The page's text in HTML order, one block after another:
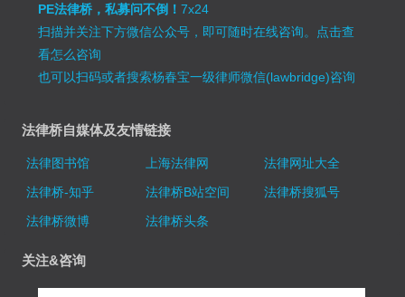
PE法律桥，私募问不倒！7x24
扫描并关注下方微信公众号，即可随时在线咨询。 点击查
看怎么咨询
也可以扫码或者搜索杨春宝一级律师微信(lawbridge)咨询
法律桥自媒体及友情链接
法律图书馆 上海法律网
法律网址大全
法律桥-知乎
法律桥B站空间
法律桥搜狐号
法律桥微博
法律桥头条
关注&咨询